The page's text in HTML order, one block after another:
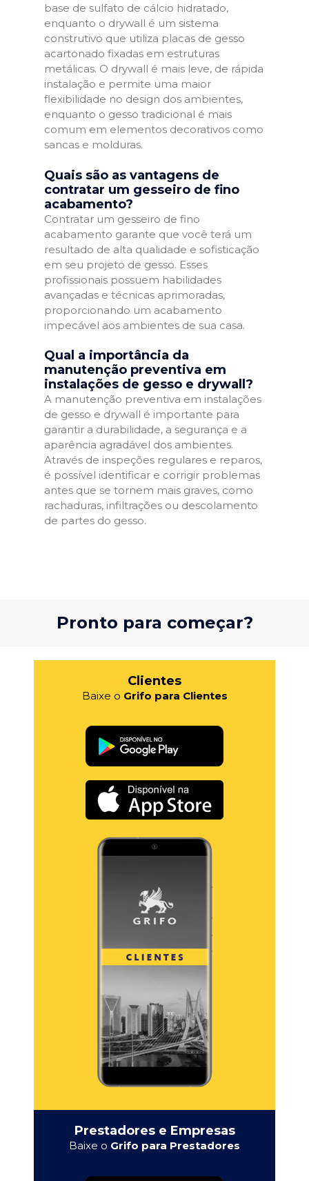
base de sulfato de cálcio hidratado,
enquanto o drywall é um sistema
construtivo que utiliza placas de gesso
acartonado fixadas em estruturas
metálicas. O drywall é mais leve, de rápida
instalação e permite uma maior
flexibilidade no design dos ambientes,
enquanto o gesso tradicional é mais
comum em elementos decorativos como
sancas e molduras.
Quais são as vantagens de
contratar um gesseiro de fino
acabamento?
Contratar um gesseiro de fino
acabamento garante que você terá um
resultado de alta qualidade e sofisticação
em seu projeto de gesso. Esses
profissionais possuem habilidades
avançadas e técnicas aprimoradas,
proporcionando um acabamento
impecável aos ambientes de sua casa.
Qual a importância da
manutenção preventiva em
instalações de gesso e drywall?
A manutenção preventiva em instalações
de gesso e drywall é importante para
garantir a durabilidade, a segurança e a
aparência agradável dos ambientes.
Através de inspeções regulares e reparos,
é possível identificar e corrigir problemas
antes que se tornem mais graves, como
rachaduras, infiltrações ou descolamento
de partes do gesso.
Pronto para começar?
Clientes
Baixe o Grifo para Clientes
Prestadores e Empresas
Baixe o Grifo para Prestadores